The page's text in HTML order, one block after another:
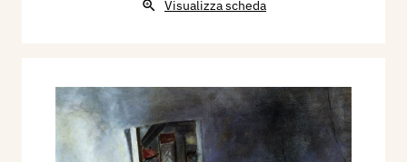
Visualizza scheda